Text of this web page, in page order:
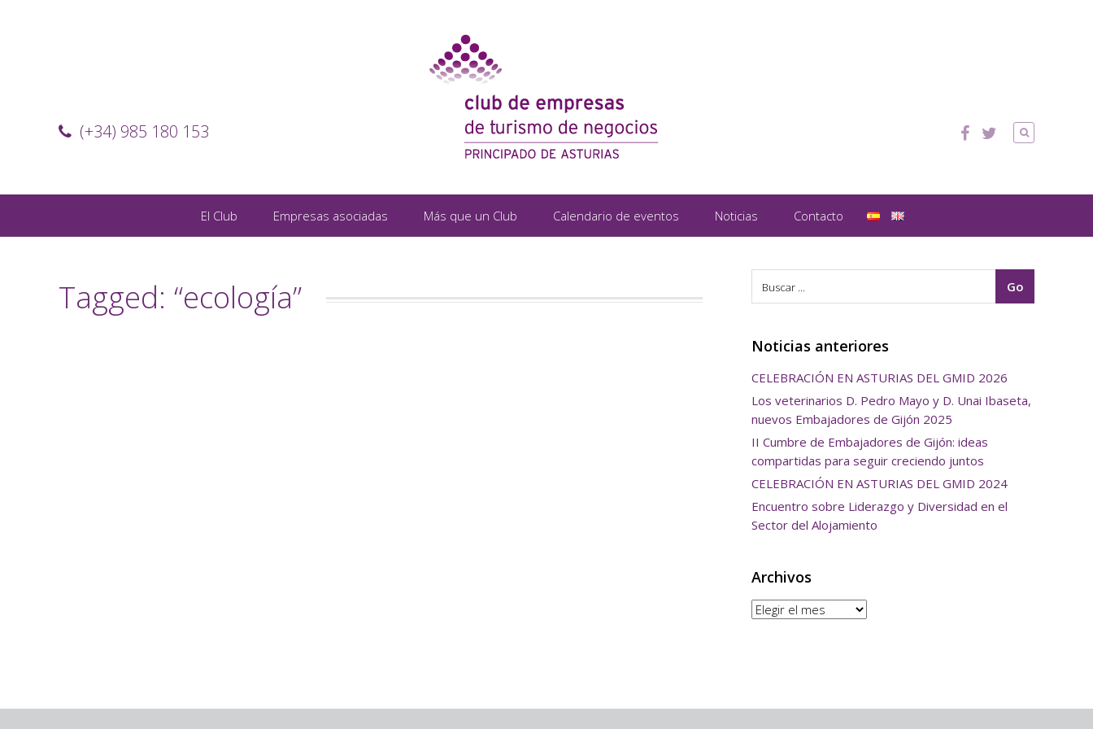
(+34) 985 180 153
El Club Empresas asociadas Más que un Club Calendario de eventos Noticias Contacto
Tagged: “ecología”
Noticias anteriores
CELEBRACIÓN EN ASTURIAS DEL GMID 2026
Los veterinarios D. Pedro Mayo y D. Unai Ibaseta,
nuevos Embajadores de Gijón 2025
II Cumbre de Embajadores de Gijón: ideas
compartidas para seguir creciendo juntos
CELEBRACIÓN EN ASTURIAS DEL GMID 2024
Encuentro sobre Liderazgo y Diversidad en el
Sector del Alojamiento
Archivos
Archivos